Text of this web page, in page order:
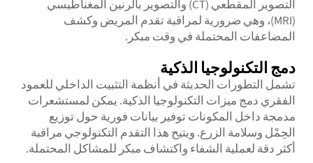
التصوير المقطعي (CT) والتصوير بالرنين المغناطيسي
(MRI)، وهي ضرورية لمراقبة تقدم المريض وكشف
المضاعفات المحتملة في وقت مبكر.
دمج التكنولوجيا الذكية
تشمل التطورات الحديثة في أنظمة التثبيت الداخلي للعمود
الفقري دمج ميزات التكنولوجيا الذكية. يمكن لمستشعرات
مدمجة داخل المكونات توفير بيانات فورية حول توزيع
الحِمْل وسلامة الزرع. ويتيح هذا التقدم التكنولوجي مراقبة
أكثر دقة لعملية الشفاء واكتشاف مبكر للمشاكل المحتملة.